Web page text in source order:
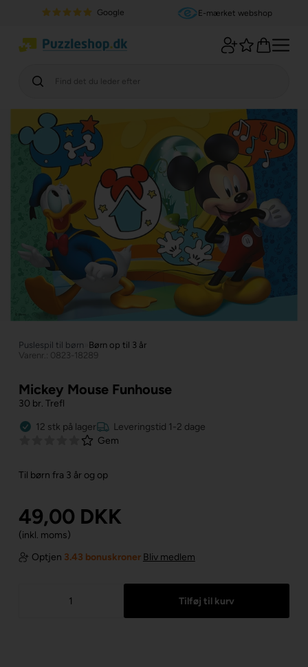
Google E-mærket webshop
Puslespil til børn Børn op til 3 år
Varenr.: 0823-18289
Mickey Mouse Funhouse
30 br. Trefl
12 stk på lager
Leveringstid 1-2 dage
Gem
Til børn fra 3 år og op
49,00 DKK
(inkl. moms)
Optjen 3.43 bonuskroner Bliv medlem